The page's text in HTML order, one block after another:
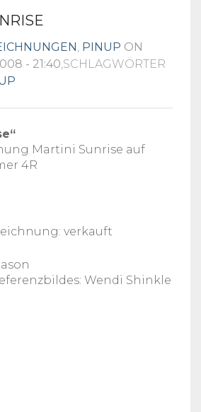
, PINUP ON
- 21:40,SCHLAGWÖRTER
Martini Sunrise auf
4R
verkauft
Wendi Shinkle